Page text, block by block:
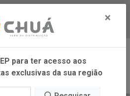
Baixe já nosso APP
0
×
para ter acesso aos
exclusivas da sua região